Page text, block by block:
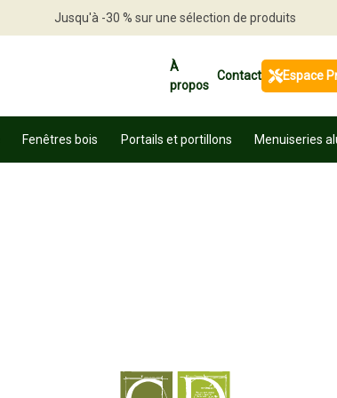
Jusqu'à -30 % sur une sélection de produits
À
propos
Contact Espace
Fenêtres bois Portails et portillons Menuiseries